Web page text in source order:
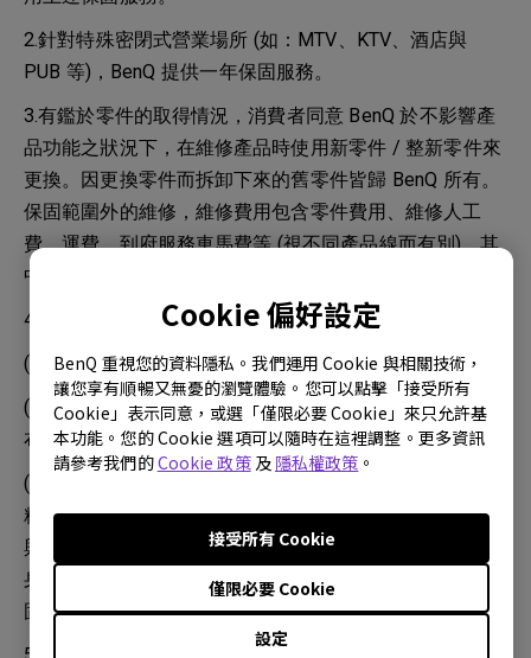
Cookie 偏好設定
BenQ 重視您的資料隱私。我們運用 Cookie 與相關技術，
讓您享有順暢又無憂的瀏覽體驗。您可以點擊「接受所有
Cookie」表示同意，或選「僅限必要 Cookie」來只允許基
本功能。您的 Cookie 選項可以隨時在這裡調整。更多資訊
請參考我們的Cookie 政策及 隱私權政策 。
設定
僅限必要 Cookie
接受所有 Cookie
2.針對特殊密閉式營業場所 (如：MTV、KTV、酒店與
PUB 等)，BenQ 提供一年保固服務。
3.有鑑於零件的取得情況，消費者同意 BenQ 於不影響產
品功能之狀況下，在維修產品時使用新零件 / 整新零件來
更換。因更換零件而拆卸下來的舊零件皆歸 BenQ 所有。
保固範圍外的維修，維修費用包含零件費用、維修人工
費、運費、到府服務車馬費等 (視不同產品線而有別)，其
中，零件費用 BenQ 會視零件狀況給予不同的報價。
4.鏡頭清潔時，請依使用手冊說明進行操作：
(1) 使用罐裝的壓縮空器清除灰塵。
(2) 塵土或髒污，請使用鏡片專用清潔紙或沾有清潔劑的
布來輕拭鏡片。
(3) 請勿使用研磨熱、鹼性 / 酸性清潔劑、擦洗粉或酒
精、苯、溶劑或殺蟲劑等揮發性溶劑清潔。使用此物質或
與橡膠或乙烯基物質長時間接觸可能會對投影機表面和機
身材質造成傷害。如因清潔過程造成鏡頭受損，恕不在保
固範圍內。